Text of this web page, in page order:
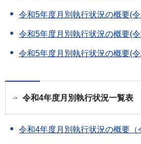
令和5年度月別執行状況の概要(
令和5年度月別執行状況の概要(
令和5年度月別執行状況の概要(
令和4年度月別執行状況一覧表
令和4年度月別執行状況の概要（